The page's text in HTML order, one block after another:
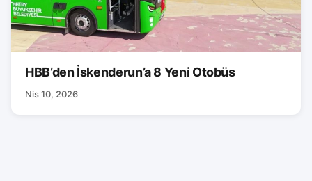
HBB’den İskenderun’a 8 Yeni Otobüs
Nis 10, 2026